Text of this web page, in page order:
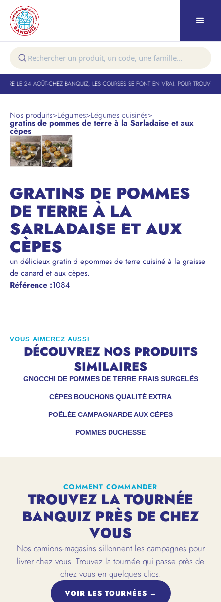
LE 24 AOÛT-CHEZ BANQUIZ, LES COURSES SE FONT EN VRAI. POUR TROUVER
Nos produits>Légumes>Légumes cuisinés>
gratins de pommes de terre à la Sarladaise et aux
cèpes
GRATINS DE POMMES
DE TERRE À LA
SARLADAISE ET AUX
CÈPES
un délicieux gratin d epommes de terre cuisiné à la graisse
de canard et aux cèpes.
Référence :1084
VOUS AIMEREZ AUSSI
DÉCOUVREZ NOS PRODUITS
SIMILAIRES
CÈPES BOUCHONS QUALITÉ EXTRA
POÊLÉE CAMPAGNARDE AUX CÈPES
GNOCCHI DE POMMES DE TERRE FRAIS SURGELÉS
POMMES DUCHESSE
COMMENT COMMANDER
TROUVEZ LA TOURNÉE
BANQUIZ PRÈS DE CHEZ
VOUS
Nos camions-magasins sillonnent les campagnes pour
livrer chez vous. Trouvez la tournée qui passe près de
chez vous en quelques clics.
VOIR LES TOURNÉES →